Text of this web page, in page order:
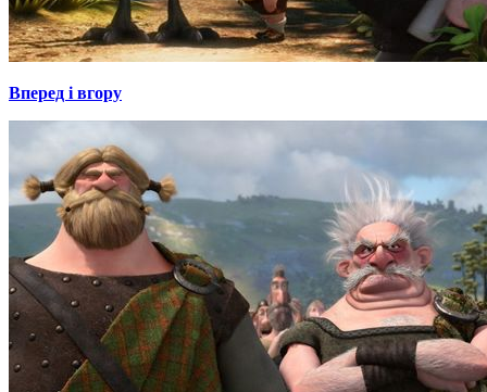
Вперед і вгору